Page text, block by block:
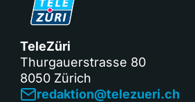
TeleZüri
Thurgauerstrasse 80
8050 Zürich
redaktion@telezueri.ch